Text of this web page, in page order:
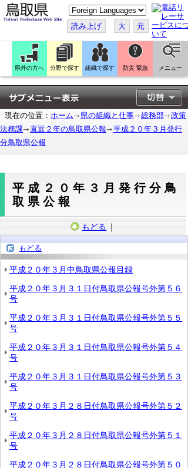
こ
の
ペ
ー
ジ
翻
訳
す
る
読み上げ 大 元
県外の方へ 分野で探す 組織で探す 防災 緊急 メニュー
現在の位置： ホーム 県の組織と仕事 総務部
政策
法務課
直近２年の鳥取県公報
平成２０年３月発行
分鳥取県公報
平成２０年３月発行分鳥
取県公報
もどる ｜
もどる
平成２０年３月中鳥取県公報目録
平成２０年３月３１日付鳥取県公報号外第５６
号
平成２０年３月３１日付鳥取県公報号外第５５
号
平成２０年３月３１日付鳥取県公報号外第５４
号
平成２０年３月３１日付鳥取県公報号外第５３
号
平成２０年３月２８日付鳥取県公報号外第５２
号
平成２０年３月２８日付鳥取県公報号外第５１
号
平成２０年３月２８日付鳥取県公報号外第５０